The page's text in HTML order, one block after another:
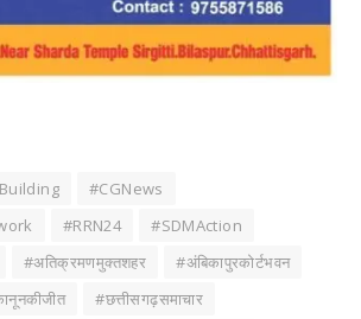
#CGNews
#RRN24
#SDMAction
#अतिक्रमणमुक्तशहर
#अंबिकापुरकोर्टभवन
#छत्तीसगढ़समाचार